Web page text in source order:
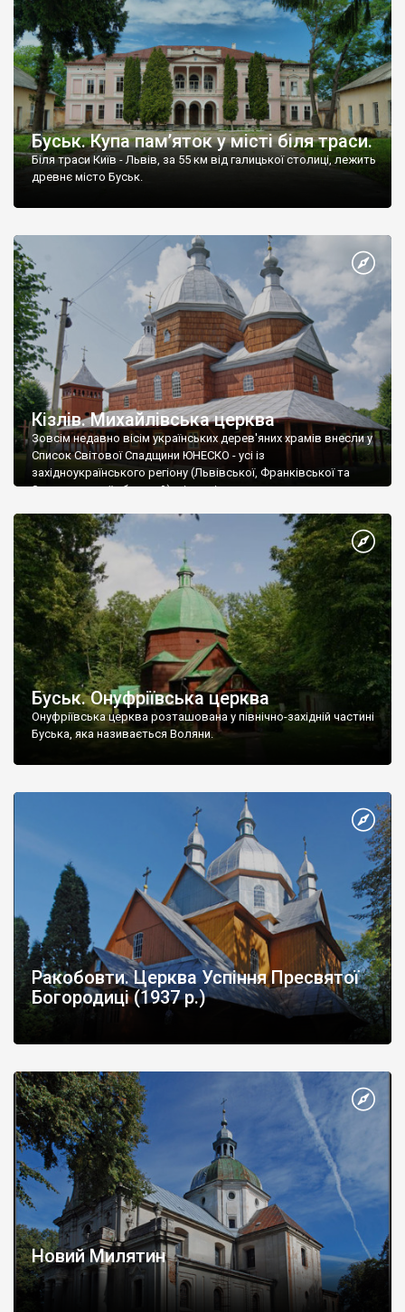
[…]
Буськ. Купа пам’яток у місті біля траси.
Біля траси Київ - Львів, за 55 км від галицької столиці, лежить
древнє місто Буськ.
Кізлів. Михайлівська церква
Зовсім недавно вісім українських дерев'яних храмів внесли у
Список Світової Спадщини ЮНЕСКО - усі із
західноукраїнського регіону (Львівської, Франківської та
Закарпатської областей), відповідно, де
Буськ. Онуфріївська церква
Онуфріївська церква розташована у північно-західній частині
Буська, яка називається Воляни.
Ракобовти. Церква Успіння Пресвятої
Богородиці (1937 р.)
Новий Милятин